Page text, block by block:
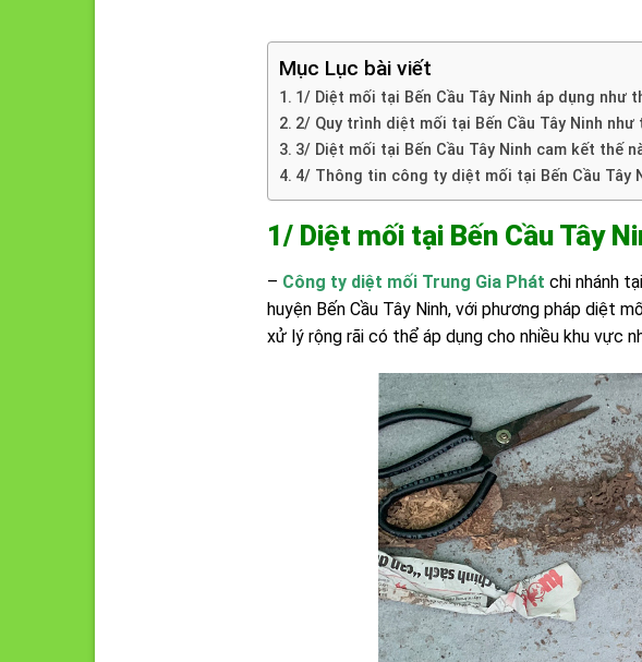
Mục Lục bài viết
1/ Diệt mối tại Bến Cầu Tây Ninh áp dụng như
2/ Quy trình diệt mối tại Bến Cầu Tây Ninh như
3/ Diệt mối tại Bến Cầu Tây Ninh cam kết thế
4/ Thông tin công ty diệt mối tại Bến Cầu Tây
1/ Diệt mối tại Bến Cầu Tây
– Công ty diệt mối Trung Gia Phát chi nhánh
huyện Bến Cầu Tây Ninh, với phương pháp diệt
xử lý rộng rãi có thể áp dụng cho nhiều khu vực